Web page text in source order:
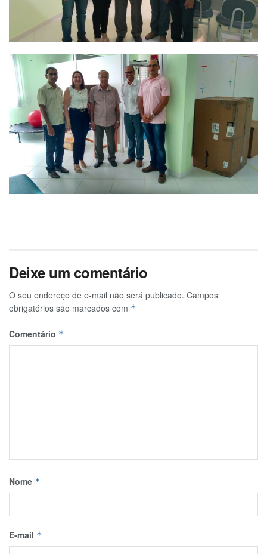
Deixe um comentário
O seu endereço de e-mail não será publicado. Campos
obrigatórios são marcados com *
Comentário *
Nome *
E-mail *